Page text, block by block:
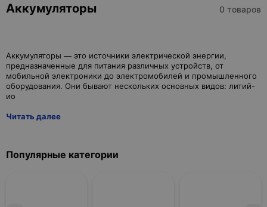
Аккумуляторы 0 товаров
Аккумуляторы — это источники электрической энергии,
предназначенные для питания различных устройств, от
мобильной электроники до электромобилей и промышленного
оборудования. Они бывают нескольких основных видов: литий-
Читать далее
Популярные категории